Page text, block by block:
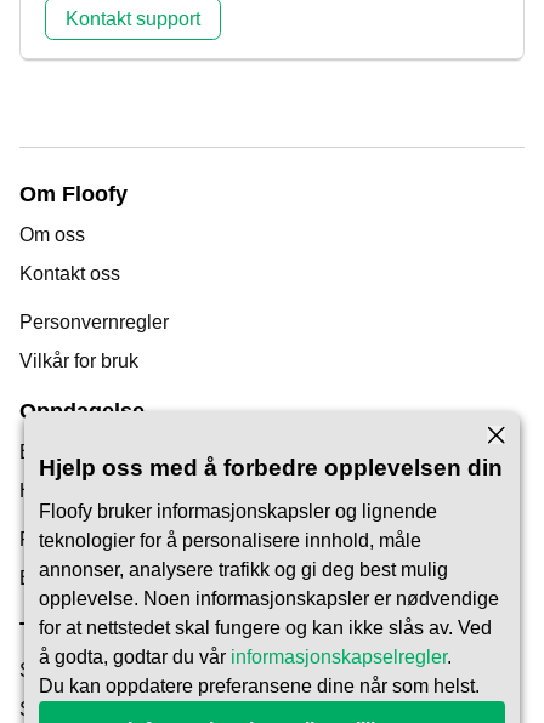
Kontakt support
Om Floofy
Om oss
Kontakt oss
Personvernregler
Vilkår for bruk
Oppdagelse
Bloggen vår
Hjelpesenter
Finn en dyrepasser
Bli Pet Carer
Tillit og Sikkerhet
Sikkerhet
Slik fungerer det
Hjelp oss med å forbedre opplevelsen din
Floofy bruker informasjonskapsler og lignende
teknologier for å personalisere innhold, måle
annonser, analysere trafikk og gi deg best mulig
opplevelse. Noen informasjonskapsler er nødvendige
for at nettstedet skal fungere og kan ikke slås av. Ved
å godta, godtar du vår informasjonskapselregler.
Du kan oppdatere preferansene dine når som helst.